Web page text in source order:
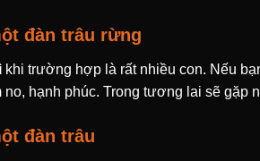
đàn trâu rừng
khi trường hợp là rất nhiều con. Nếu
no, hạnh phúc. Trong tương lai sẽ gặp
đàn trâu